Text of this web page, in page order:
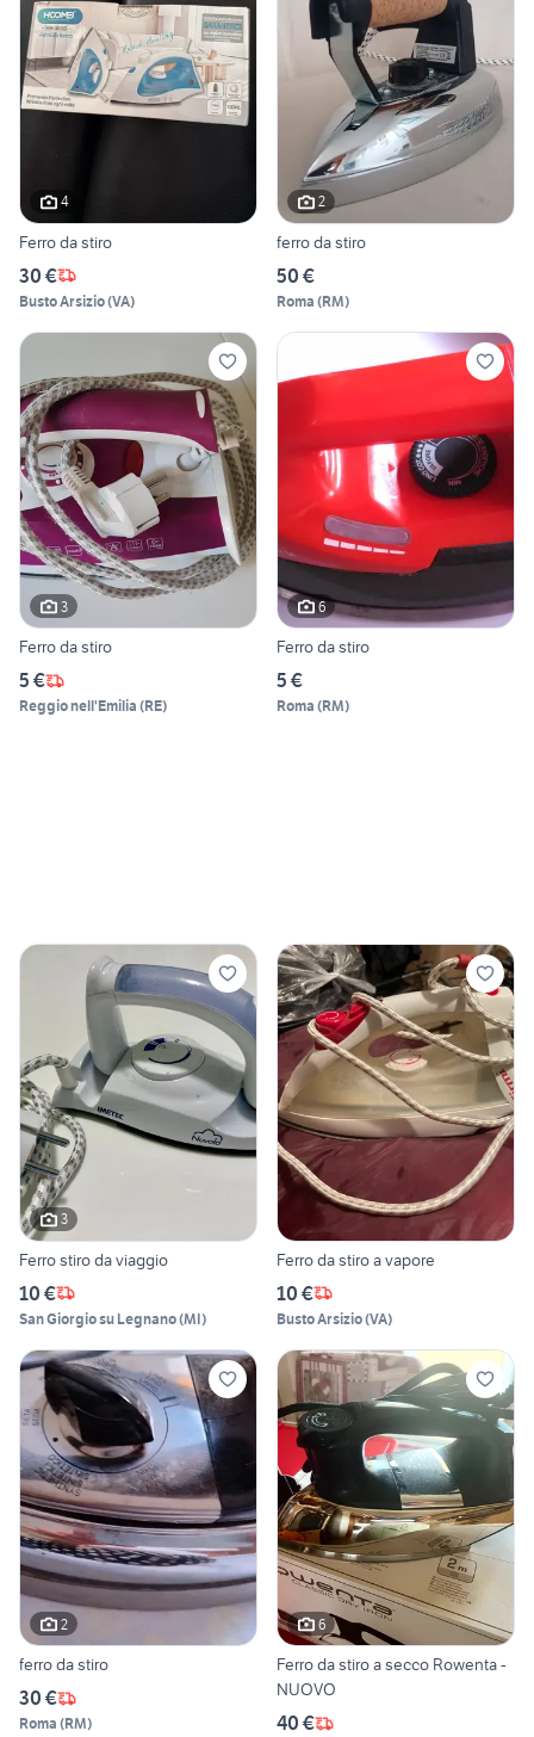
4
Ferro da stiro
30 €
Busto Arsizio(VA)
2
ferro da stiro
50 €
Roma (RM)
3
Ferro da stiro
5 €
Reggio nell'Emilia (RE)
6
Ferro da stiro
5 €
Roma (RM)
3
Ferro stiro da viaggio
10 €
San Giorgio su Legnano(MI)
Ferro da stiro a vapore
10 €
Busto Arsizio(VA)
2
ferro da stiro
30 €
Roma (RM)
6
Ferro da stiro a secco Rowenta -
NUOVO
40 €